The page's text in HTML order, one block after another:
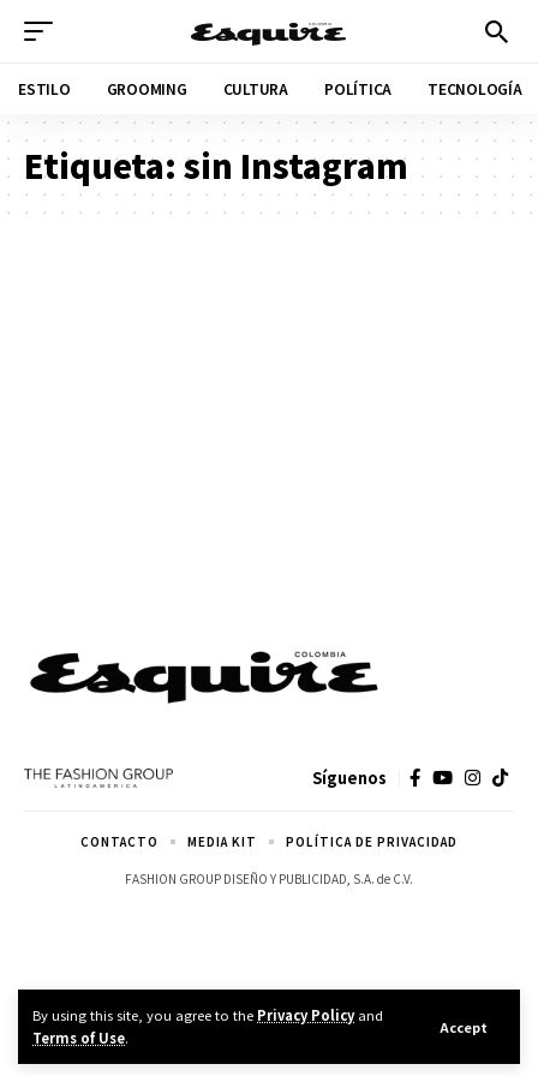
By using this site, you agree to the Privacy Policyand
Terms of Use.
Accept
ESTILO GROOMING CULTURA POLÍTICA TECNOLOGÍA
Etiqueta: sin Instagram
Síguenos
FASHION GROUP DISEÑO Y PUBLICIDAD, S.A. de C.V.
CONTACTO MEDIA KIT POLÍTICA DE PRIVACIDAD